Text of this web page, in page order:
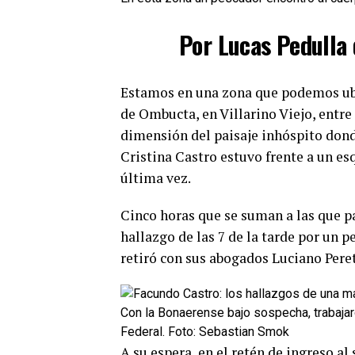
Por Lucas
Estamos en una zona que podemos
de Ombucta, en Villarino Viejo,
dimensión del paisaje inhóspito
Cristina Castro estuvo frente a un
última vez.
Cinco horas que se suman a las que
hallazgo de las 7 de la tarde por un
retiró con sus abogados Luciano
Con la Bonaerense bajo sospecha,
Federal. Foto: Sebastian Smok